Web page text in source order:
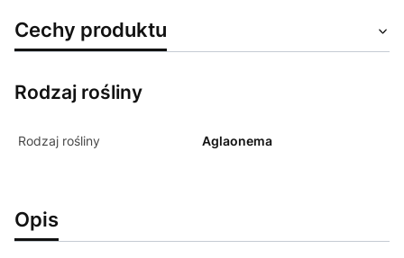
Cechy produktu
Rodzaj rośliny
Rodzaj rośliny Aglaonema
Opis